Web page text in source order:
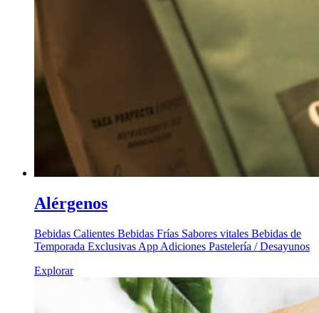
Alérgenos
Bebidas Calientes Bebidas Frías Sabores vitales Bebidas de
Temporada Exclusivas App Adiciones Pastelería / Desayunos
Explorar